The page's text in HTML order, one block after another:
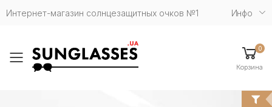
Интернет-магазин солнцезащитных очков №1 Инфо
Toggle mobile menu
0
Корзина